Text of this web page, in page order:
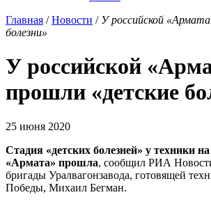
Главная /Новости / У российской
болезни»
У российской
прошли «детские
25 июня 2020
Стадия «детских болезней» у техники
«Армата» прошла, сообщил РИА
бригады Уралвагонзавода, готовящей
Победы, Михаил Бегман.